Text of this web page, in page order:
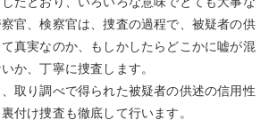
官、検察官は、捜査の過程で、被疑者の供
真実なのか、もしかしたらどこかに嘘が混
か、丁寧に捜査します。
取り調べで得られた被疑者の供述の信用性
付け捜査も徹底して行います。